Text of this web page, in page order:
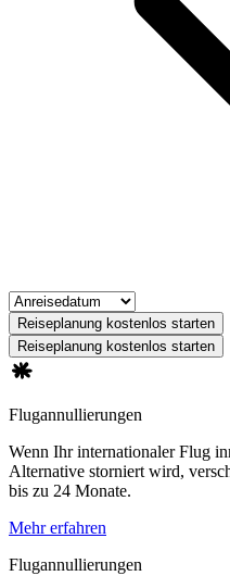
Reiseplanung kostenlos starten
Reiseplanung kostenlos starten
Flugannullierungen
Wenn Ihr internationaler Flug
Alternative storniert wird,
bis zu 24 Monate.
Mehr erfahren
Flugannullierungen